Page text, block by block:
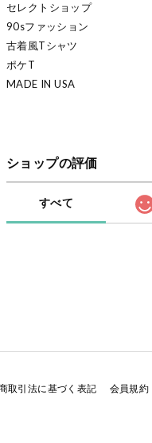
セレクトショップ
90sファッション
古着風Tシャツ
ポケT
MADE IN USA
ショップの評価
すべて
取引法に基づく表記 会員規約